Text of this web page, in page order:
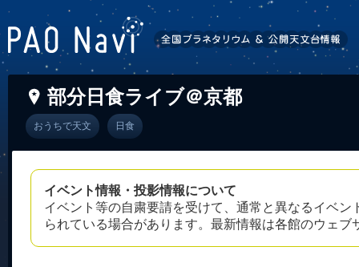
部分日食ライブ＠京都
おうちで天文 日食
イベント情報・投影情報について
イベント等の自粛要請を受けて、通常と異なるイベ
られている場合があります。最新情報は各館のウェ